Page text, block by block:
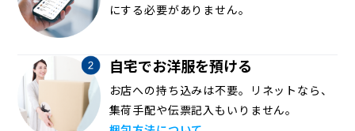
にする必要がありません。
自宅でお洋服を預ける
お店への持ち込みは不要。リネットなら、
集荷手配や伝票記入もいりません。